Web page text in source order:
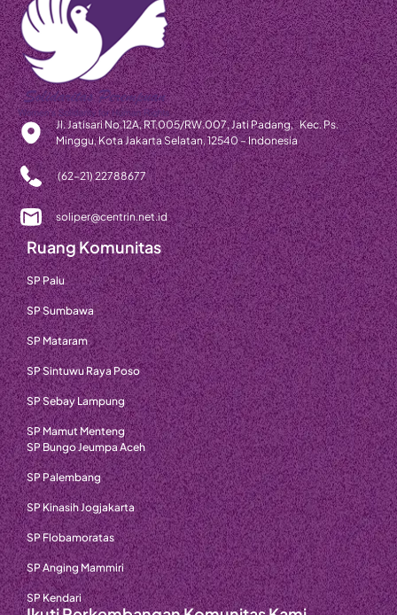
Jl. Jatisari No.12A, RT.005/RW.007, Jati Padang, Kec. Ps.
Minggu, Kota Jakarta Selatan, 12540 – Indonesia
(62-21) 22788677
soliper@centrin.net.id
Ruang Komunitas
SP Palu
SP Sumbawa
SP Mataram
SP Sintuwu Raya Poso
SP Sebay Lampung
SP Mamut Menteng
SP Bungo Jeumpa Aceh
SP Palembang
SP Kinasih Jogjakarta
SP Flobamoratas
SP Anging Mammiri
SP Kendari